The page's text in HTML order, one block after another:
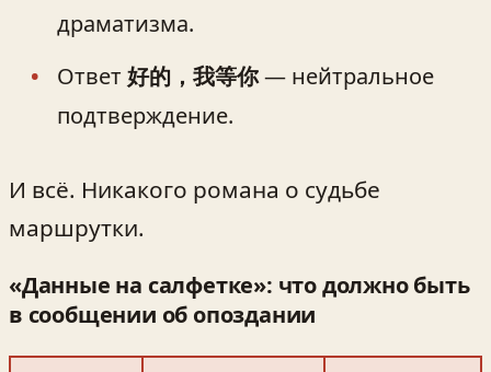
драматизма.
Ответ 好的，我等你— нейтральное
подтверждение.
И всё. Никакого романа о судьбе
маршрутки.
«Данные на салфетке»: что должно быть
в сообщении об опоздании